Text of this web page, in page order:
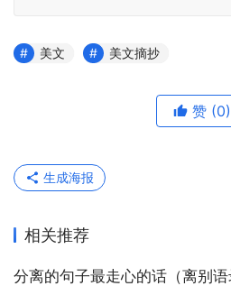
美文 美文摘抄
赞 (0)
生成海报
相关推荐
分离的句子最走心的话（离别语